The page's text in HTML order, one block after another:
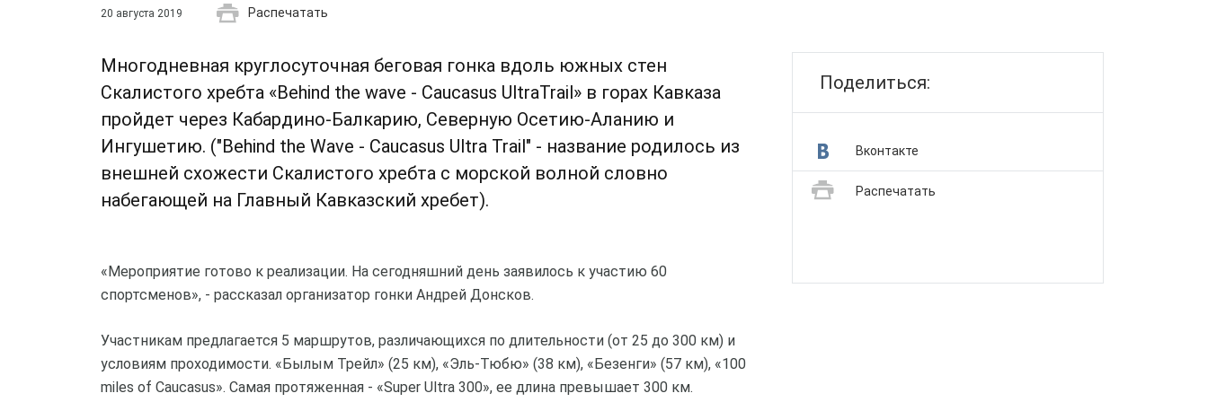
20 августа 2019 Распечатать
Многодневная круглосуточная беговая гонка вдоль южных стен
Скалистого хребта «Behind the wave - Caucasus UltraTrail» в горах Кавказа
пройдет через Кабардино-Балкарию, Северную Осетию-Аланию и
Ингушетию. ("Behind the Wave - Caucasus Ultra Trail" - название родилось из
внешней схожести Скалистого хребта с морской волной словно
набегающей на Главный Кавказский хребет).
«Мероприятие готово к реализации. На сегодняшний день заявилось к участию 60
спортсменов», - рассказал организатор гонки Андрей Донсков.
Участникам предлагается 5 маршрутов, различающихся по длительности (от 25 до 300 км) и
условиям проходимости. «Былым Трейл» (25 км), «Эль-Тюбю» (38 км), «Безенги» (57 км), «100
miles of Caucasus». Самая протяженная - «Super Ultra 300», ее длина превышает 300 км.
Поделиться:
Вконтакте
Распечатать